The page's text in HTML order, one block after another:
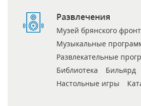
Развлечения
Музей брянского
Музыкальные
Развлекательные
Библиотека
Бильярд
Настольные игры